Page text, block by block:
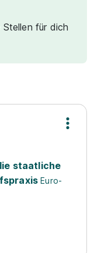
für dich
staatliche
Euro-